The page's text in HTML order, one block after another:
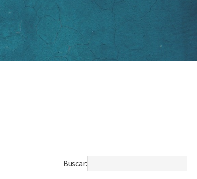
Buscar: